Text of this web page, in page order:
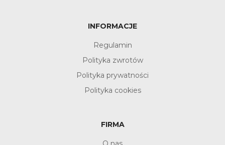
INFORMACJE
Regulamin
Polityka zwrotów
Polityka prywatności
Polityka cookies
FIRMA